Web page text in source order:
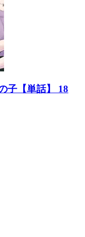
子【単話】 18